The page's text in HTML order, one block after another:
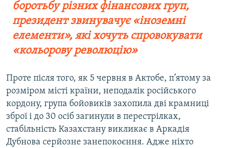
боротьбу різних фінансових груп,
президент звинувачує «іноземні
елементи», які хочуть спровокувати
«кольорову революцію»
Проте після того, як 5 червня в Актобе, п’ятому за
розміром місті країни, неподалік російського
кордону, група бойовиків захопила дві крамниці
зброї і до 30 осіб загинули в перестрілках,
стабільність Казахстану викликає в Аркадія
Дубнова серйозне занепокоєння. Адже ніхто